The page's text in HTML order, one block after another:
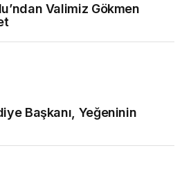
Valimiz Gökmen
Başkanı, Yeğeninin